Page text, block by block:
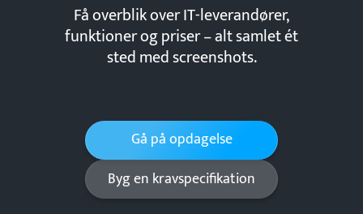
Få overblik over IT-leverandører,
funktioner og priser – alt samlet ét
sted med screenshots.
Gå på opdagelse
Byg en kravspecifikation